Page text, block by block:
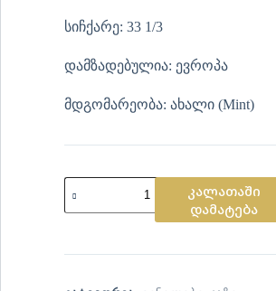
სიჩქარე: 33 1/3
დამზადებულია: ევროპა
მდგომარეობა: ახალი (Mint)
კალათაში
დამატება